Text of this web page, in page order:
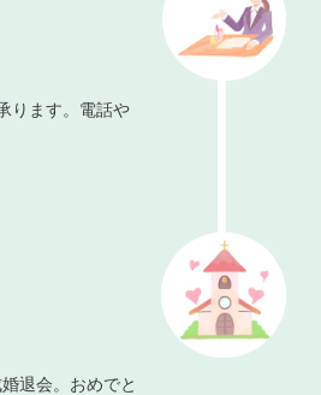
ります。電話や
退会。おめでと